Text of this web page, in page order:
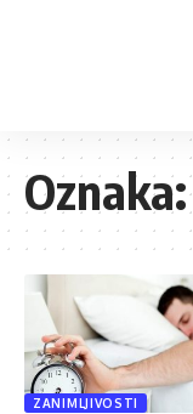
Oznaka:
ZANIMLJIVOSTI